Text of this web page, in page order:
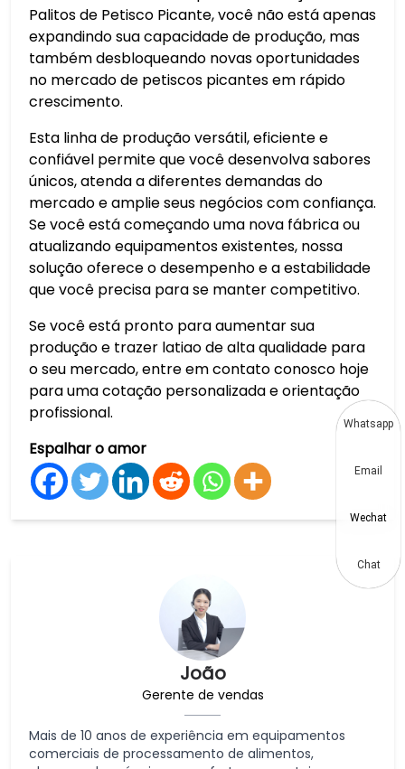
Palitos de Petisco Picante, você não está apenas
expandindo sua capacidade de produção, mas
também desbloqueando novas oportunidades
no mercado de petiscos picantes em rápido
crescimento.
Esta linha de produção versátil, eficiente e
confiável permite que você desenvolva sabores
únicos, atenda a diferentes demandas do
mercado e amplie seus negócios com confiança.
Se você está começando uma nova fábrica ou
atualizando equipamentos existentes, nossa
solução oferece o desempenho e a estabilidade
que você precisa para se manter competitivo.
Se você está pronto para aumentar sua
produção e trazer latiao de alta qualidade para
o seu mercado, entre em contato conosco hoje
para uma cotação personalizada e orientação
profissional.
Espalhar o amor
João
Gerente de vendas
Mais de 10 anos de experiência em equipamentos
comerciais de processamento de alimentos,
Whatsapp
Email
Wechat
Chat